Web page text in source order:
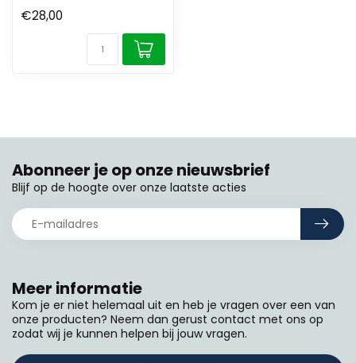
€28,00
Meer informatie
Kom je er niet helemaal uit en heb je vragen over een van
onze producten? Neem dan gerust contact met ons op
zodat wij je kunnen helpen bij jouw vragen.
Abonneer je op onze nieuwsbrief
Blijf op de hoogte over onze laatste acties